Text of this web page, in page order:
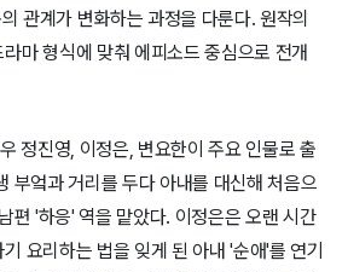
관계가 변화하는 과정을 다룬다. 원작의
마 형식에 맞춰 에피소드 중심으로 전개
우 정진영, 이정은, 변요한이 주요 인물로 출
부엌과 거리를 두다 아내를 대신해 처음으
편 '하응' 역을 맡았다. 이정은은 오랜 시간
요리하는 법을 잊게 된 아내 '순애'를 연기